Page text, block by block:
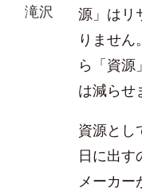
滝沢
源」はリ
りませ
ら「資源
は減らせ
資源とし
日に出す
メーカ